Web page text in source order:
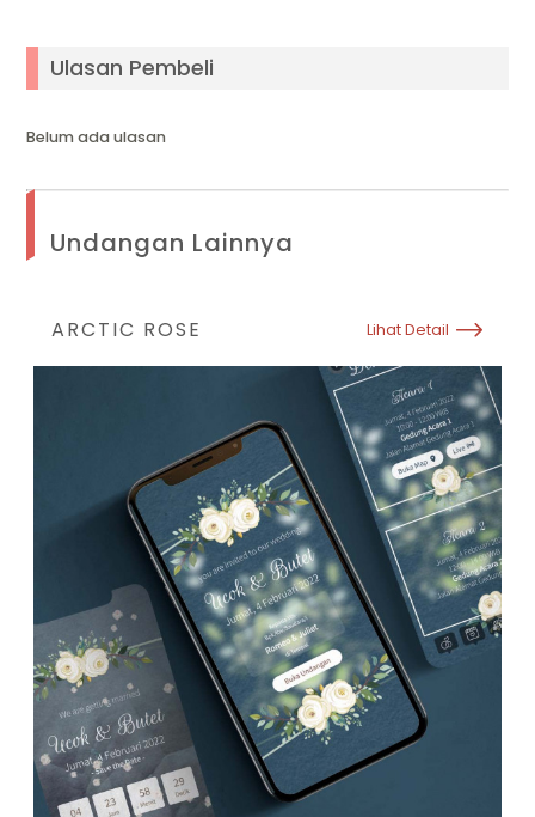
Ulasan Pembeli
Belum ada ulasan
Undangan Lainnya
ARCTIC ROSE Lihat Detail